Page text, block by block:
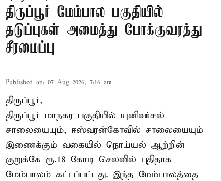
திருப்பூர் மேம்பால பகுதியில்
தடுப்புகள் அமைத்து போக்குவரத்து
சீரமைப்பு
Published on: 07 Aug 2026, 7:16 am
திருப்பூர்,
திருப்பூர் மாநகர பகுதியில் யுனிவர்சல்
சாலையையும், ஈஸ்வரன்கோவில் சாலையையும்
இணைக்கும் வகையில் நொய்யல் ஆற்றின்
குறுக்கே ரூ.18 கோடி செலவில் புதிதாக
மேம்பாலம் கட்டப்பட்டது. இந்த மேம்பாலத்தை